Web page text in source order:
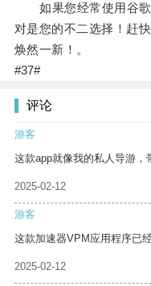
如果您经常使用谷歌
对是您的不二选择！赶
焕然一新！。
#37#
评论
游客
这款app就像我的私人导游，
2025-02-12
游客
这款加速器VPM应用程序已
2025-02-12